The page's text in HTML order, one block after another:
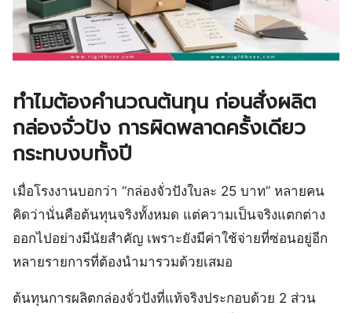
ทำไมต้องคำนวณต้นทุน ก่อนสั่งผลิต
กล่องจั่วปัง การผิดพลาดครั้งเดียว
กระทบงบทั้งปี
เมื่อโรงงานบอกว่า “กล่องจั่วปังใบละ 25 บาท” หลายคน
คิดว่านั่นคือต้นทุนจริงทั้งหมด แต่ความเป็นจริงแตกต่าง
ออกไปอย่างมีนัยสำคัญ เพราะยังมีค่าใช้จ่ายที่ซ่อนอยู่อีก
หลายรายการที่ต้องนำมารวมด้วยเสมอ
ต้นทุนการผลิตกล่องจั่วปังที่แท้จริงประกอบด้วย 2 ส่วน